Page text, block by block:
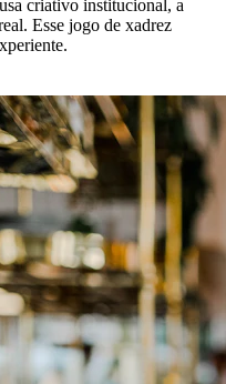
criativo institucional, a
Esse jogo de xadrez